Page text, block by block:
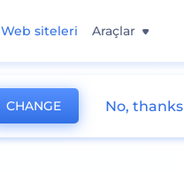
Web siteleri Araçlar
CHANGE No, thanks